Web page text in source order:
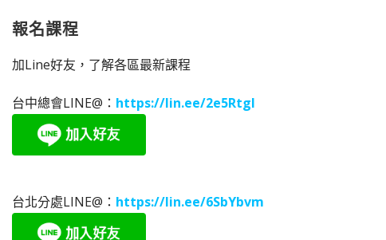
報名課程
加Line好友，了解各區最新課程
台中總會LINE@： https://lin.ee/2e5RtgI
台北分處LINE@： https://lin.ee/6SbYbvm